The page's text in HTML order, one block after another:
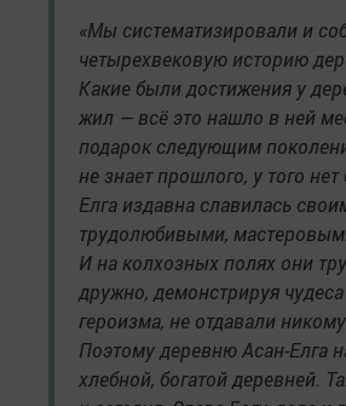
«Мы систематизировали и
четырехвековую историю
Какие были достижения у
жил — всё это нашло в ней
подарок следующим
не знает прошлого, у того
Елга издавна славилась
трудолюбивыми,
И на колхозных полях они
дружно, демонстрируя
героизма, не отдавали
Поэтому деревню Асан-Елга
хлебной, богатой деревней.